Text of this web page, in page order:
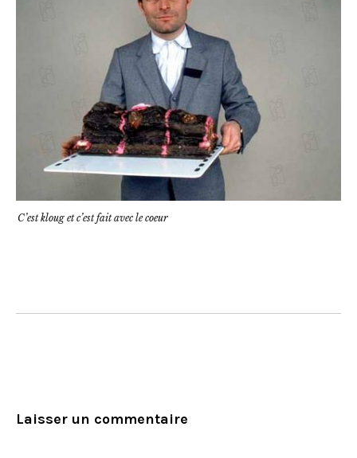
C’est kloug et c’est fait avec le coeur
Laisser un commentaire